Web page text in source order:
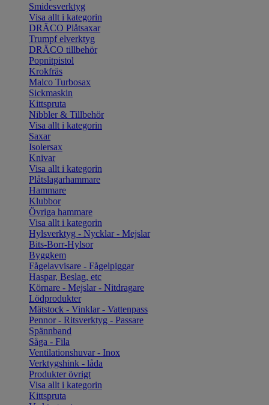
Smidesverktyg
Visa allt i kategorin
DRÄCO Plåtsaxar
Trumpf elverktyg
DRÄCO tillbehör
Popnitpistol
Krokfräs
Malco Turbosax
Sickmaskin
Kittspruta
Nibbler & Tillbehör
Visa allt i kategorin
Saxar
Isolersax
Knivar
Visa allt i kategorin
Plåtslagarhammare
Hammare
Klubbor
Övriga hammare
Visa allt i kategorin
Hylsverktyg - Nycklar - Mejslar
Bits-Borr-Hylsor
Byggkem
Fågelavvisare - Fågelpiggar
Haspar, Beslag, etc
Körnare - Mejslar - Nitdragare
Lödprodukter
Mätstock - Vinklar - Vattenpass
Pennor - Ritsverktyg - Passare
Spännband
Såga - Fila
Ventilationshuvar - Inox
Verktygshink - låda
Produkter övrigt
Visa allt i kategorin
Kittspruta